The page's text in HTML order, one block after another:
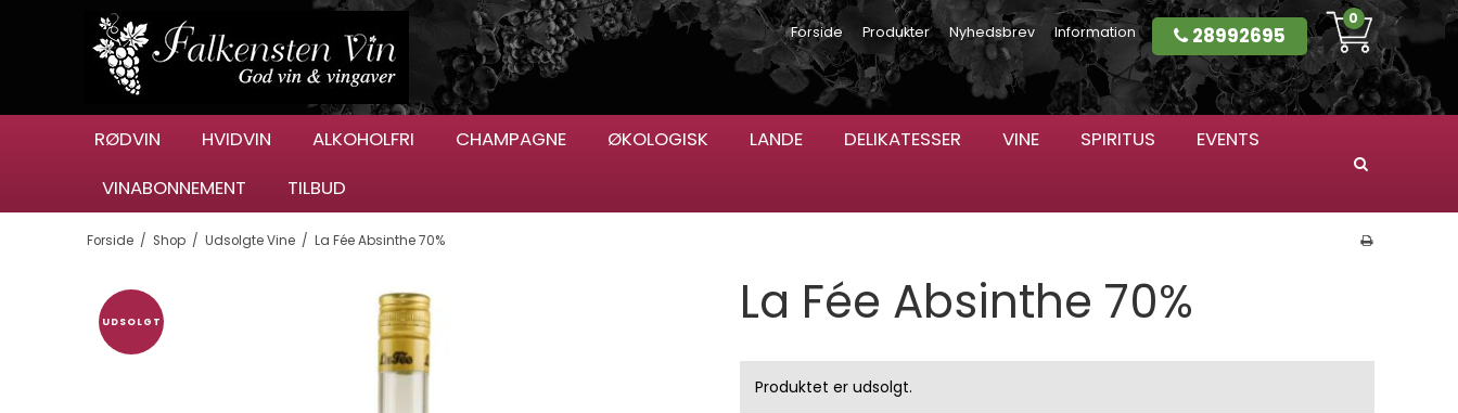
Forside Produkter Nyhedsbrev Information 28992695
0
RØDVIN HVIDVIN ALKOHOLFRI CHAMPAGNE ØKOLOGISK LANDE DELIKATESSER VINE SPIRITUS
EVENTS
VINABONNEMENT
TILBUD
Forside / Shop / Udsolgte Vine / La Fée Absinthe 70%
UDSOLGT La Fée Absinthe 70%
Produktet er udsolgt.